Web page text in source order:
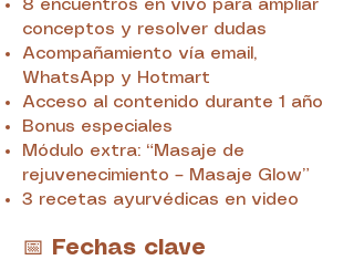
8 encuentros en vivo para ampliar
conceptos y resolver dudas
Acompañamiento vía email,
WhatsApp y Hotmart
Acceso al contenido durante 1 año
Bonus especiales
Módulo extra: “Masaje de
rejuvenecimiento – Masaje Glow”
3 recetas ayurvédicas en video
📅 Fechas clave